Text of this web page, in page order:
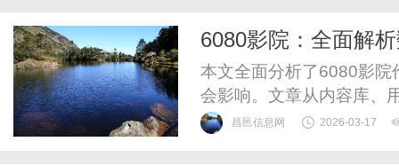
6080影院：全面解
趋势
本文全面分析了6080影院
会影响。文章从内容库、
同时指出版权和市场竞争
昌邑信息网 2026-03-17